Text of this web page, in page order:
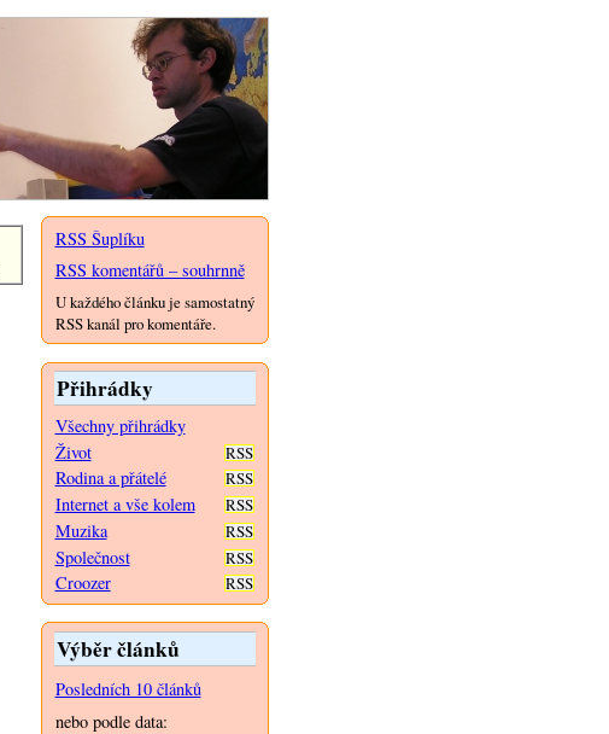
RSS Šuplíku
RSS komentářů – souhrnně
U každého článku je samostatný
RSS kanál pro komentáře.
Přihrádky
Všechny přihrádky
RSS
Život
RSS
Rodina a přátelé
RSS
Internet a vše kolem
RSS
Muzika
RSS
Společnost
RSS
Croozer
Výběr článků
Posledních 10 článků
nebo podle data: